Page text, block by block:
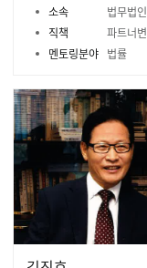
소속
법무법인(유
직책
파트너
멘토링분야 법률